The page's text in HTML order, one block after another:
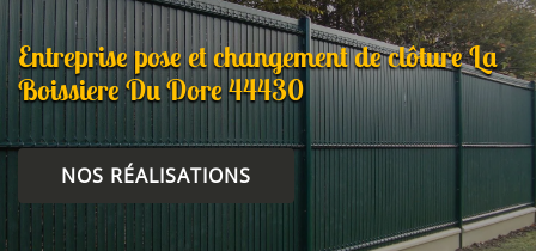
Entreprise pose et changement de clôture La
Boissiere Du Dore 44430
NOS RÉALISATIONS